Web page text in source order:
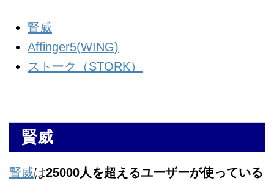
賢威
Affinger5(WING)
ストーク（STORK）
賢威
賢威は25000人を超えるユーザーが使っている